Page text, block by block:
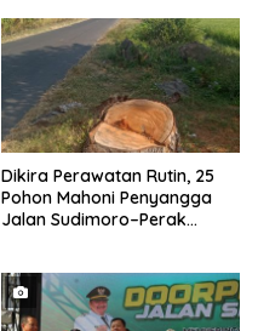
Dikira Perawatan Rutin, 25
Pohon Mahoni Penyangga
Jalan Sudimoro–Perak